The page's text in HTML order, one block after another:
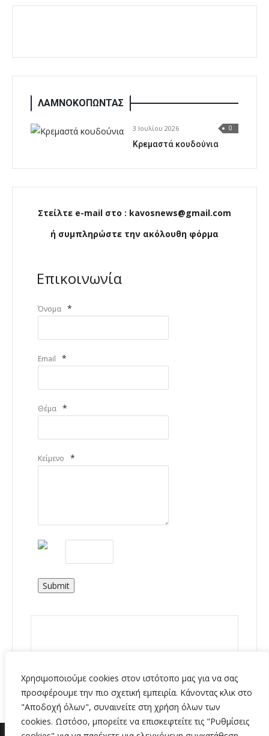
Χρησιμοποιούμε cookies στον ιστότοπο μας για να σας
προσφέρουμε την πιο σχετική εμπειρία. Κάνοντας κλικ στο
"Αποδοχή όλων", συναινείτε στη χρήση όλων των
cookies. Ωστόσο, μπορείτε να επισκεφτείτε τις "Ρυθμίσεις
ΛΑΜΝΟΚΟΠΩΝΤΑΣ
3 Ιουλίου 2026 0
Κρεμαστά κουδούνια
Στείλτε e-mail στο : kavosnews@gmail.com
ή συμπληρώστε την ακόλουθη φόρμα
Επικοινωνία
Όνομα *
Email *
Θέμα *
Κείμενο *
Submit